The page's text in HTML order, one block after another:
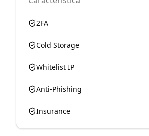
2FA
Cold Storage
Whitelist IP
Anti-Phishing
Insurance